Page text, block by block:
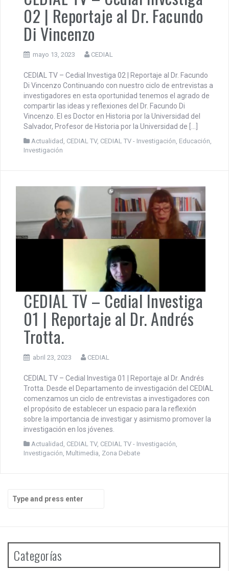
02 | Reportaje al Dr. Facundo
Di Vincenzo
mayo 13, 2023 CEDIAL
CEDIAL TV – Cedial Investiga 02 | Reportaje al Dr. Facundo
Di Vincenzo Continuando con nuestro ciclo de entrevistas a
investigadores en esta oportunidad tenemos el agrado de
compartir las ideas y reflexiones del Dr. Facundo Di
Vincenzo. El es Doctor en Historia por la Universidad del
Salvador, Profesor de Historia por la Universidad de […]
Actualidad CEDIAL TV, CEDIAL TV - Investigación Educación
Investigación
CEDIAL TV – Cedial Investiga
01 | Reportaje al Dr. Andrés
Trotta.
abril 23, 2023 CEDIAL
CEDIAL TV – Cedial Investiga 01 | Reportaje al Dr. Andrés
Trotta. Desde el Departamento de investigación del CEDIAL
comenzamos un ciclo de entrevistas a investigadores con
el propósito de establecer un espacio para la reflexión
sobre la importancia de investigar y asimismo promover la
investigación en los jóvenes.
Actualidad , CEDIAL TV, CEDIAL TV - Investigación,
Investigación, Multimedia, Zona Debate
h
o
Categorías